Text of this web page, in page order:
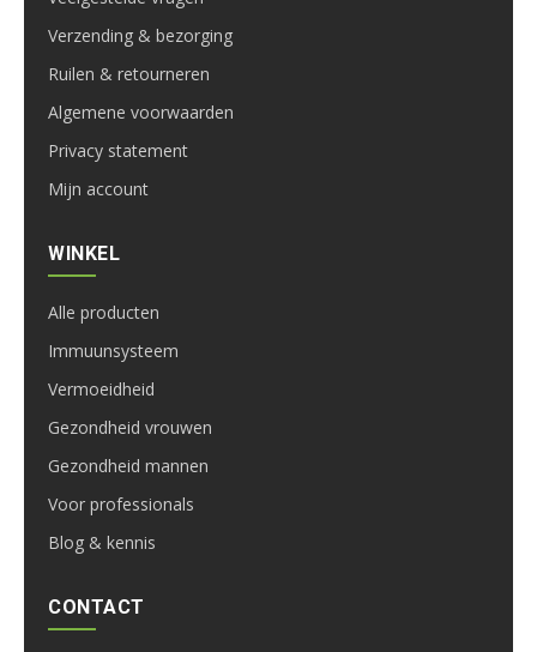
Verzending & bezorging
Ruilen & retourneren
Algemene voorwaarden
Privacy statement
Mijn account
WINKEL
Alle producten
Immuunsysteem
Vermoeidheid
Gezondheid vrouwen
Gezondheid mannen
Voor professionals
Blog & kennis
CONTACT